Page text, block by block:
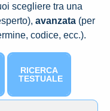
scegliere tra una
avanzata (per
codice, ecc.).
RICERCA
TESTUALE